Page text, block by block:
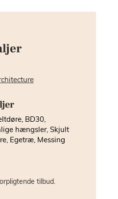
BD30,
hængsler, Skjult
Egetræ, Messing
tilbud.